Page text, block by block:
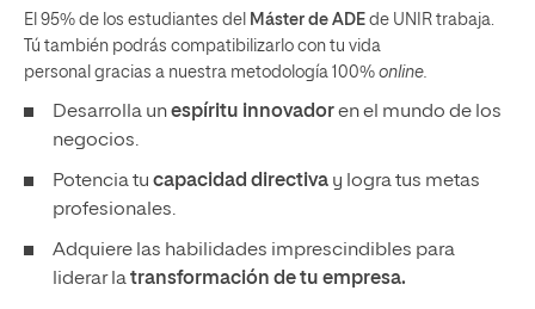
El 95% de los estudiantes del Máster de ADE de UNIR trabaja.
Tú también podrás compatibilizarlo con tu vida
personal gracias a nuestra metodología 100% online.
Desarrolla unespíritu innovadoren el mundo de los
negocios.
Potencia tu capacidad directiva y logra tus metas
profesionales.
Adquiere las habilidades imprescindibles para
liderar latransformación de tu empresa.